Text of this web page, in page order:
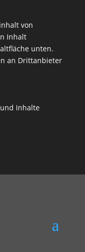
von
Inhalt
unten.
an Drittanbieter
Inhalte